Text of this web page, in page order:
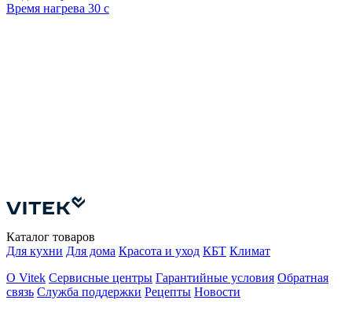
Время нагрева 30 с
Каталог товаров
Для кухни Для дома Красота и уход КБТ Климат
О Vitek Сервисные центры Гарантийные условия Обратная
связь Служба поддержки Рецепты Новости